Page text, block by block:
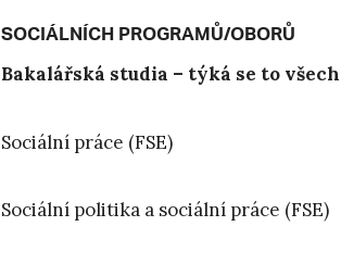
SOCIÁLNÍCH PROGRAMŮ/OBORŮ
Bakalářská studia – týká se to
Sociální práce (FSE)
Sociální politika a sociální práce (FSE)